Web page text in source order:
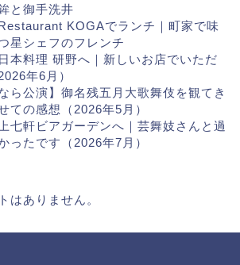
と御手洗井
KOGAでランチ｜町家で味
星シェフのフレンチ
本料理 研野へ｜新しいお店でいただ
年6月）
ら公演】御名残五月大歌舞伎を観てき
ての感想（2026年5月）
七軒ビアガーデンへ｜芸舞妓さんと過
ったです（2026年7月）
はありません。